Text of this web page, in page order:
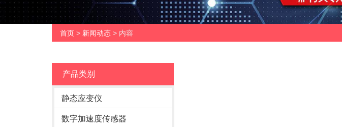
首页 > 新闻动态 > 内容
产品类别
静态应变仪
数字加速度传感器